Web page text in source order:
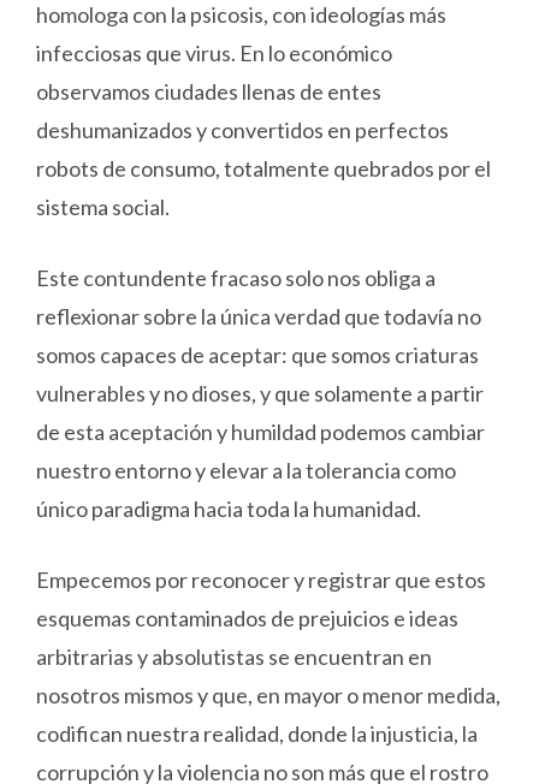
homologa con la psicosis, con ideologías más
infecciosas que virus. En lo económico
observamos ciudades llenas de entes
deshumanizados y convertidos en perfectos
robots de consumo, totalmente quebrados por el
sistema social.
Este contundente fracaso solo nos obliga a
reflexionar sobre la única verdad que todavía no
somos capaces de aceptar: que somos criaturas
vulnerables y no dioses, y que solamente a partir
de esta aceptación y humildad podemos cambiar
nuestro entorno y elevar a la tolerancia como
único paradigma hacia toda la humanidad.
Empecemos por reconocer y registrar que estos
esquemas contaminados de prejuicios e ideas
arbitrarias y absolutistas se encuentran en
nosotros mismos y que, en mayor o menor medida,
codifican nuestra realidad, donde la injusticia, la
corrupción y la violencia no son más que el rostro